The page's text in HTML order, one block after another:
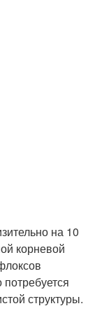
на 10
корневой
потребуется
структуры.